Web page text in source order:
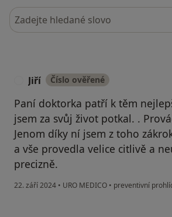
Hledejte v názorech
Jiří Číslo ověřené
Paní doktorka patří k těm
jsem za svůj život potkal. .
Jenom díky ní jsem z toho
a vše provedla velice citlivě a
precizně.
22. září 2024 • URO MEDICO • preventivní